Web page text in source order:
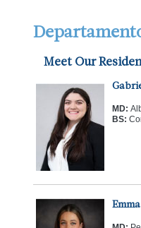
Meet Our
MD:
BS: